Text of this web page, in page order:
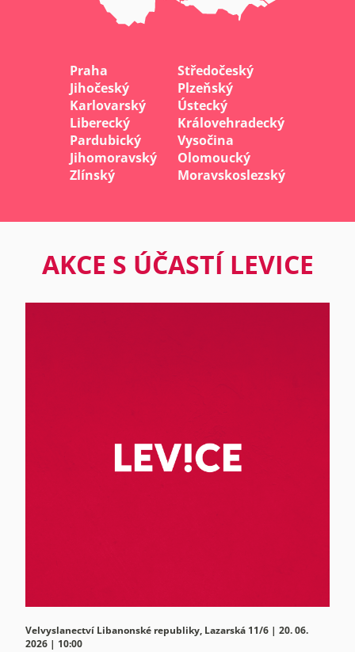
Praha
Středočeský
Jihočeský
Plzeňský
Karlovarský
Ústecký
Liberecký
Královehradecký
Pardubický
Vysočina
Jihomoravský
Olomoucký
Zlínský
Moravskoslezský
AKCE S ÚČASTÍ LEVICE
Velvyslanectví Libanonské republiky, Lazarská 11/6 | 20. 06.
2026 | 10:00